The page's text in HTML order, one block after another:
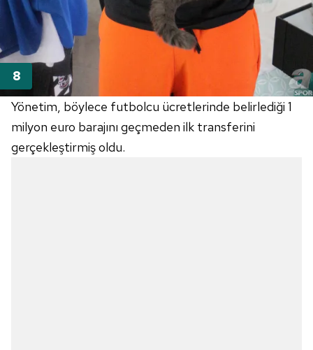
Yönetim, böylece futbolcu ücretlerinde belirlediği 1
milyon euro barajını geçmeden ilk transferini
gerçekleştirmiş oldu.